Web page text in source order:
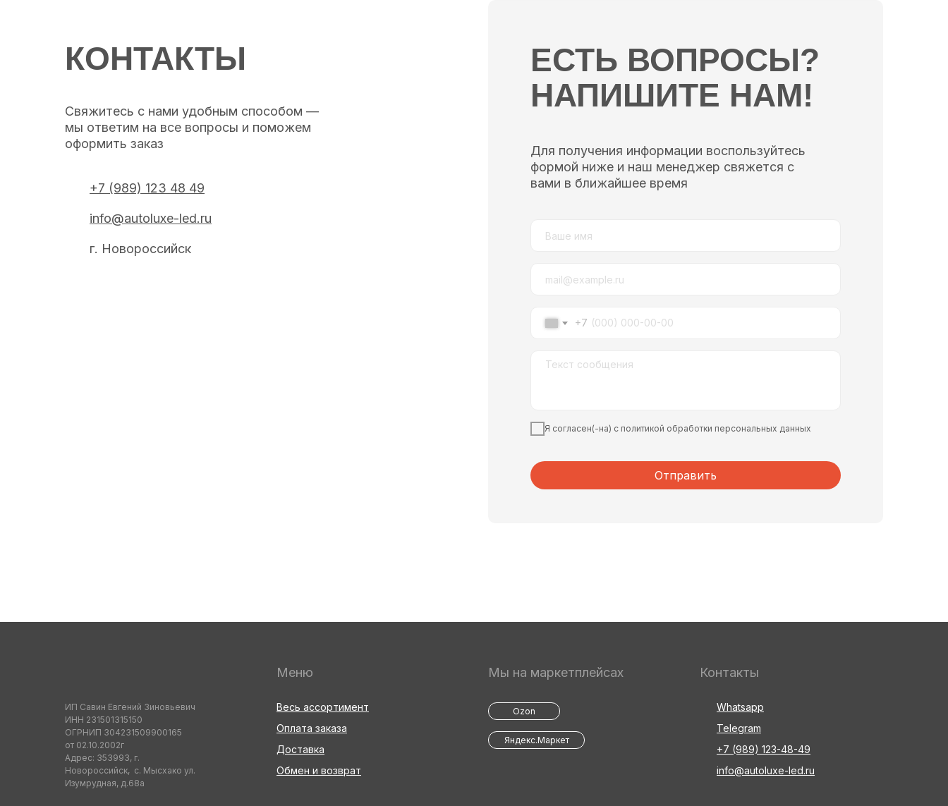
КОНТАКТЫ
ЕСТЬ ВОПРОСЫ?
НАПИШИТЕ НАМ!
Свяжитесь с нами удобным способом —
мы ответим на все вопросы и поможем
оформить заказ
Для получения информации воспользуйтесь
формой ниже и наш менеджер свяжется с
вами в ближайшее время
+7 (989) 123 48 49
info@autoluxe-led.ru
г. Новороссийск
+7
Я согласен(-на) с политикой обработки персональных данных
Отправить
ИП Савин Евгений Зиновьевич
ИНН 231501315150
ОГРНИП 304231509900165
от 02.10.2002г
Адрес: 353993, г.
Новороссийск, с. Мысхако ул.
Изумрудная, д.68а
Обмен и возврат
Доставка
Оплата заказа
info@autoluxe-led.ru
Меню Мы на маркетплейсах Контакты
+7 (989) 123-48-49
Telegram
Весь ассортимент Whatsapp
Ozon
Яндекс.Маркет